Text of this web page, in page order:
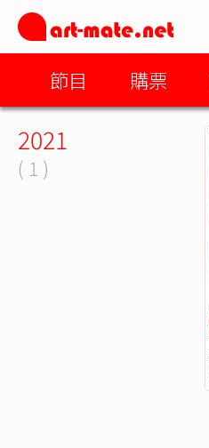
節目 購票
2021
( 1 )